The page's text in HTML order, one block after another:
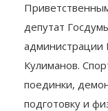
от
депутат
администрации
Кулиманов.